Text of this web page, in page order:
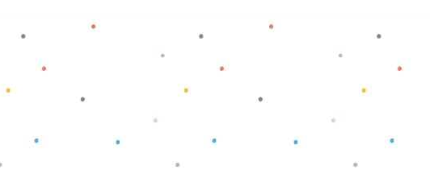
Baca selengkapnya Baca selengkapnya